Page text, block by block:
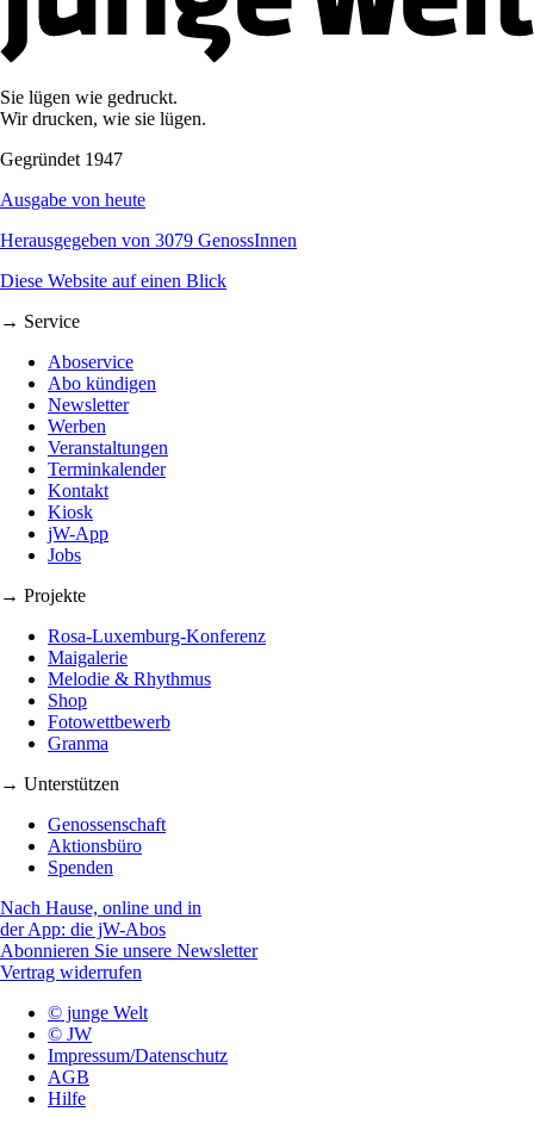
Sie lügen wie gedruckt.
Wir drucken, wie sie lügen.
Gegründet 1947
Ausgabe von heute
Herausgegeben von 3079 GenossInnen
Diese Website auf einen Blick
→ Service
Aboservice
Abo kündigen
Newsletter
Werben
Veranstaltungen
Terminkalender
Kontakt
Kiosk
jW-App
Jobs
→ Projekte
Rosa-Luxemburg-Konferenz
Maigalerie
Melodie & Rhythmus
Shop
Fotowettbewerb
Granma
→ Unterstützen
Genossenschaft
Aktionsbüro
Spenden
Nach Hause, online und in
der App: die jW-Abos
Abonnieren Sie unsere Newsletter
Vertrag widerrufen
© junge Welt
© JW
Impressum/Datenschutz
AGB
Hilfe